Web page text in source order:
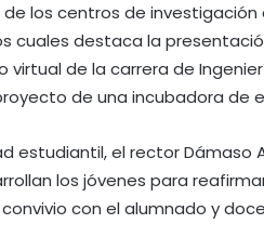
los centros de
cuales destaca la
de la carrera de
de una incubadora de
estudiantil, el rector Dámaso
los jóvenes para
con el alumnado y